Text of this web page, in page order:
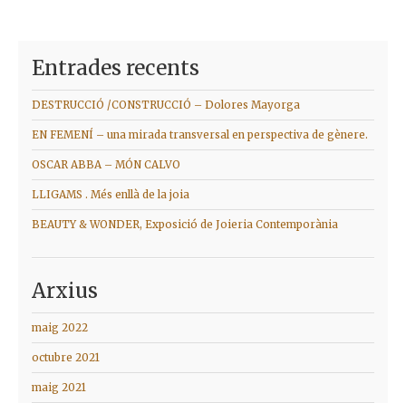
Entrades recents
DESTRUCCIÓ /CONSTRUCCIÓ – Dolores Mayorga
EN FEMENÍ – una mirada transversal en perspectiva de gènere.
OSCAR ABBA – MÓN CALVO
LLIGAMS . Més enllà de la joia
BEAUTY & WONDER, Exposició de Joieria Contemporània
Arxius
maig 2022
octubre 2021
maig 2021